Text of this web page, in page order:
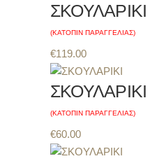
ΣΚΟΥΛΑΡΙΚΙ
(ΚΑΤΟΠΙΝ ΠΑΡΑΓΓΕΛΙΑΣ)
€119.00
ΣΚΟΥΛΑΡΙΚΙ
(ΚΑΤΟΠΙΝ ΠΑΡΑΓΓΕΛΙΑΣ)
€60.00